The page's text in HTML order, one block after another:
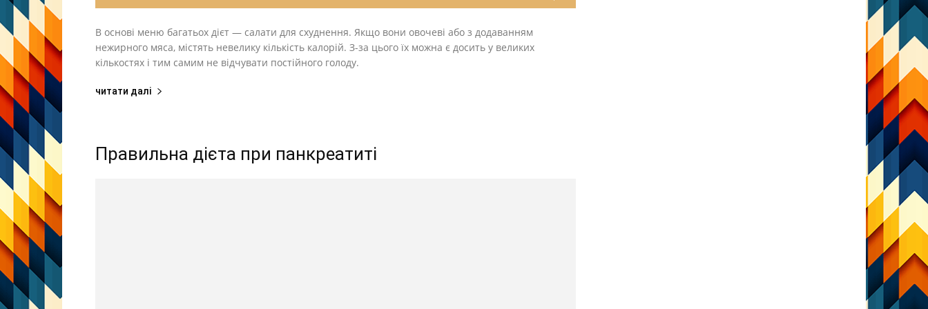
В основі меню багатьох дієт — салати для схуднення. Якщо вони овочеві або з додаванням
нежирного мяса, містять невелику кількість калорій. З-за цього їх можна є досить у великих
кількостях і тим самим не відчувати постійного голоду.
читати далі
Правильна дієта при панкреатиті